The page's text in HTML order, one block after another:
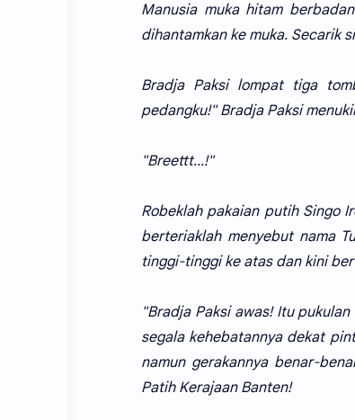
Manusia muka hitam
dihantamkan ke muka. Secarik
Bradja Paksi lompat tiga
pedangku!" Bradja Paksi
"Breettt...!"
Robeklah pakaian putih Singo
berteriaklah menyebut nama
tinggi-tinggi ke atas dan kini
"Bradja Paksi awas! Itu
segala kehebatannya dekat
namun gerakannya benar-
Patih Kerajaan Banten!